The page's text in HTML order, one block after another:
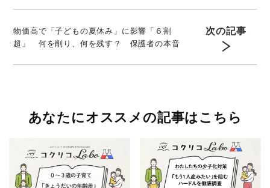
物価高で「子どもの夏休み」に影響「６割
超」 何を削り、何を残す？ 保護者の本音
次の記事
あなたにオススメの記事はこちら